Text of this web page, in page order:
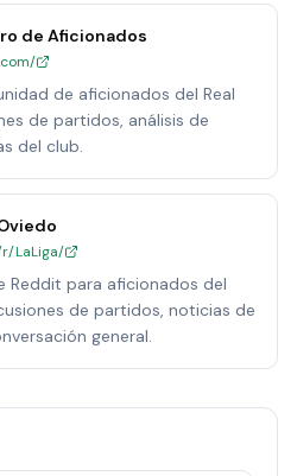
de Aficionados
de aficionados del Real
de partidos, análisis de
del club.
LaLiga/
Reddit para aficionados del
de partidos, noticias de
general.